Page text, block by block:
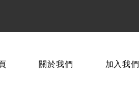
關於我們 加入我們